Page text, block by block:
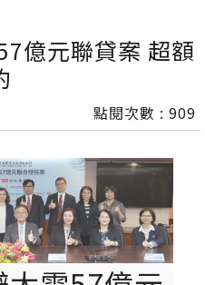
億元聯貸案 超額
點閱次數 : 909